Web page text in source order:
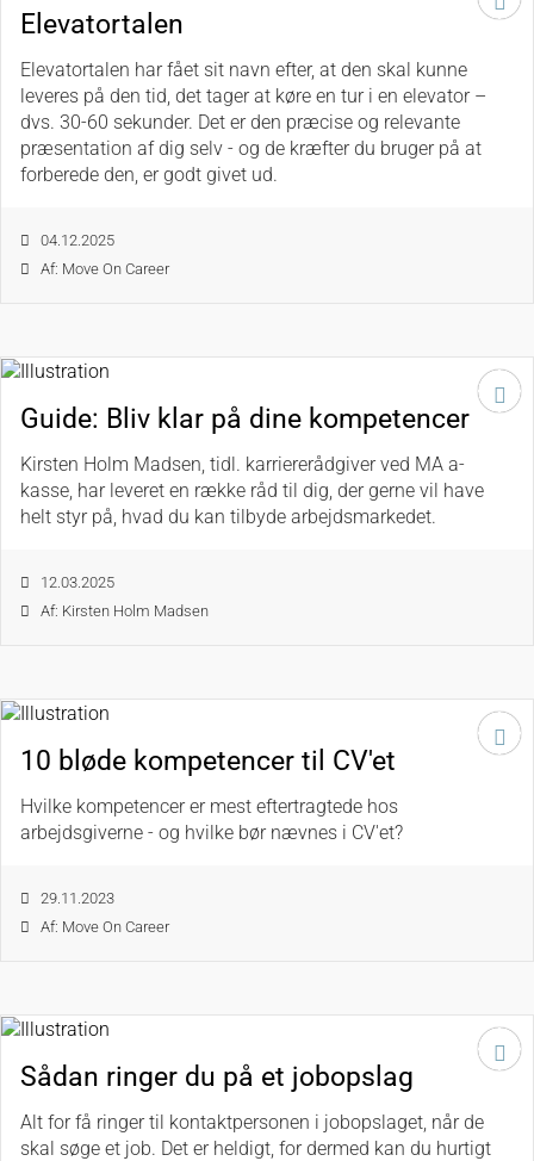
Elevatortalen
Elevatortalen har fået sit navn efter, at den skal kunne
leveres på den tid, det tager at køre en tur i en elevator –
dvs. 30-60 sekunder. Det er den præcise og relevante
præsentation af dig selv - og de kræfter du bruger på at
forberede den, er godt givet ud.
04.12.2025
Af: Move On Career
Guide: Bliv klar på dine kompetencer
Kirsten Holm Madsen, tidl. karriererådgiver ved MA a-
kasse, har leveret en række råd til dig, der gerne vil have
helt styr på, hvad du kan tilbyde arbejdsmarkedet.
12.03.2025
Af: Kirsten Holm Madsen
10 bløde kompetencer til CV'et
Hvilke kompetencer er mest eftertragtede hos
arbejdsgiverne - og hvilke bør nævnes i CV'et?
29.11.2023
Af: Move On Career
Sådan ringer du på et jobopslag
Alt for få ringer til kontaktpersonen i jobopslaget, når de
skal søge et job. Det er heldigt, for dermed kan du hurtigt